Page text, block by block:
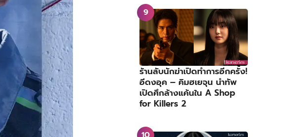
ร้านลับนักฆ่าเปิดทำการอีกครั้ง!
อีดงอุค – คิมฮเยจุน นำทัพ
เปิดศึกล้างแค้นใน A Shop
for Killers 2